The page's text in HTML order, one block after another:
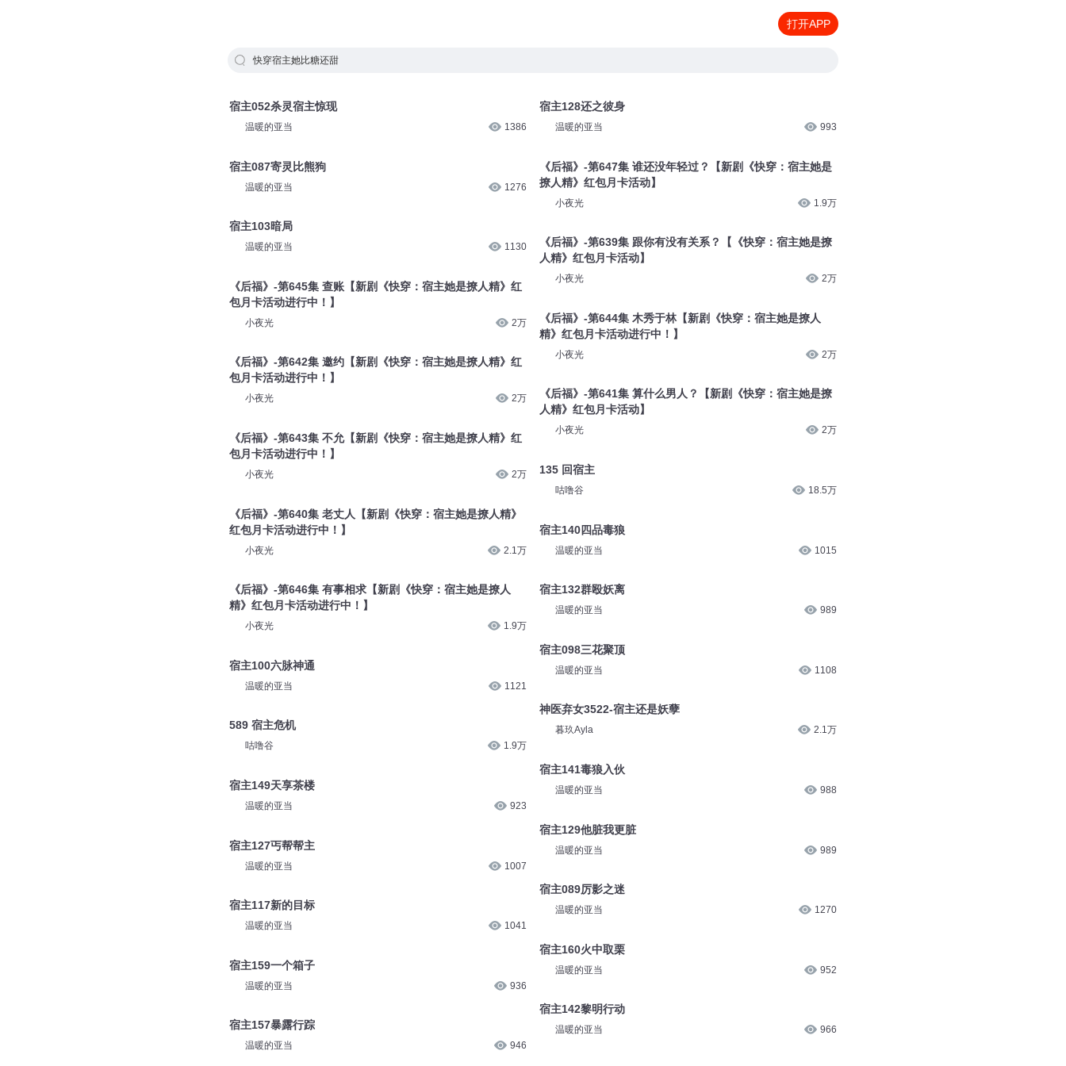
打开APP
快穿宿主她比糖还甜
宿主052杀灵宿主惊现
温暖的亚当 1386
宿主087寄灵比熊狗
温暖的亚当 1276
宿主103暗局
温暖的亚当 1130
《后福》-第645集 查账【新剧《快穿：宿主她是撩人精》红
包月卡活动进行中！】
小夜光 2万
《后福》-第642集 邀约【新剧《快穿：宿主她是撩人精》红
包月卡活动进行中！】
小夜光 2万
《后福》-第643集 不允【新剧《快穿：宿主她是撩人精》红
包月卡活动进行中！】
小夜光 2万
《后福》-第640集 老丈人【新剧《快穿：宿主她是撩人精》
红包月卡活动进行中！】
小夜光 2.1万
《后福》-第646集 有事相求【新剧《快穿：宿主她是撩人
精》红包月卡活动进行中！】
小夜光 1.9万
宿主100六脉神通
温暖的亚当 1121
589 宿主危机
咕噜谷 1.9万
宿主149天享茶楼
温暖的亚当 923
宿主127丐帮帮主
温暖的亚当 1007
宿主117新的目标
温暖的亚当 1041
宿主159一个箱子
温暖的亚当 936
宿主157暴露行踪
温暖的亚当 946
宿主128还之彼身
温暖的亚当 993
《后福》-第647集 谁还没年轻过？【新剧《快穿：宿主她是
撩人精》红包月卡活动】
小夜光 1.9万
《后福》-第639集 跟你有没有关系？【《快穿：宿主她是撩
人精》红包月卡活动】
小夜光 2万
《后福》-第644集 木秀于林【新剧《快穿：宿主她是撩人
精》红包月卡活动进行中！】
小夜光 2万
《后福》-第641集 算什么男人？【新剧《快穿：宿主她是撩
人精》红包月卡活动】
小夜光 2万
135 回宿主
咕噜谷 18.5万
宿主140四品毒狼
温暖的亚当 1015
宿主132群殴妖离
温暖的亚当 989
宿主098三花聚顶
温暖的亚当 1108
神医弃女3522-宿主还是妖孽
暮玖Ayla 2.1万
宿主141毒狼入伙
温暖的亚当 988
宿主129他脏我更脏
温暖的亚当 989
宿主089厉影之迷
温暖的亚当 1270
宿主160火中取栗
温暖的亚当 952
宿主142黎明行动
温暖的亚当 966